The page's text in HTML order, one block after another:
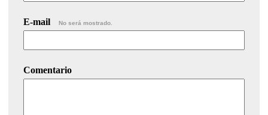
E-mail No será mostrado.
Comentario